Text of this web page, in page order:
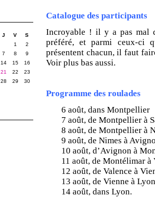
J V
S
1
2
7 8
9
14 15
16
21 22
23
28 29
30
Catalogue des participants
Incroyable ! il y a pas mal
préféré, et parmi ceux-ci
présentent chacun, il faut
Voir plus bas aussi.
Programme des roulades
6 août, dans Montpellier
7 août, de Montpellier à
8 août, de Montpellier à
9 août, de Nimes à
10 août, d’Avignon à
11 août, de Montélimar à
12 août, de Valence à
13 août, de Vienne à Lyon
14 août, dans Lyon.